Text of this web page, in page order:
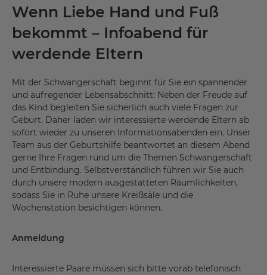
Wenn Liebe Hand und Fuß
bekommt – Infoabend für
werdende Eltern
Mit der Schwangerschaft beginnt für Sie ein spannender
und aufregender Lebensabschnitt: Neben der Freude auf
das Kind begleiten Sie sicherlich auch viele Fragen zur
Geburt. Daher laden wir interessierte werdende Eltern ab
sofort wieder zu unseren Informationsabenden ein. Unser
Team aus der Geburtshilfe beantwortet an diesem Abend
gerne Ihre Fragen rund um die Themen Schwangerschaft
und Entbindung. Selbstverständlich führen wir Sie auch
durch unsere modern ausgestatteten Räumlichkeiten,
sodass Sie in Ruhe unsere Kreißsäle und die
Wochenstation besichtigen können.
Anmeldung
Interessierte Paare müssen sich bitte vorab telefonisch